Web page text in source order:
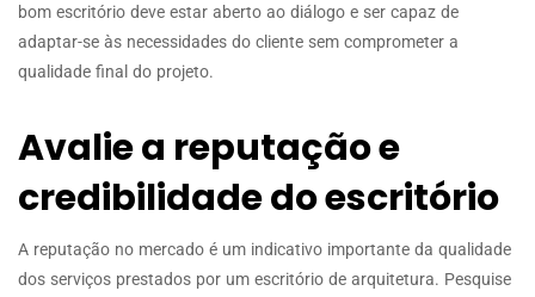
bom escritório deve estar aberto ao diálogo e ser capaz de
adaptar-se às necessidades do cliente sem comprometer a
qualidade final do projeto.
Avalie a reputação e
credibilidade do escritório
A reputação no mercado é um indicativo importante da qualidade
dos serviços prestados por um escritório de arquitetura. Pesquise